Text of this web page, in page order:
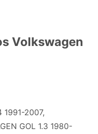
Volkswagen
1991-2007,
GOL 1.3 1980-